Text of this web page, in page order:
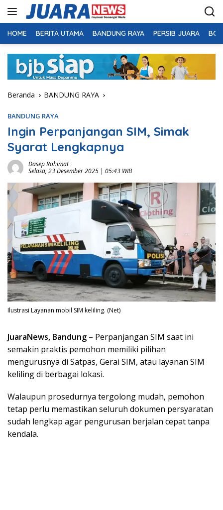
HOME BERITA UTAMA BANDUNG RAYA PERSIB JUARA
Beranda BANDUNG RAYA
BANDUNG RAYA
Ingin Perpanjangan SIM, Simak
Syarat Lengkapnya
Dasep Rohimat
Selasa, 23 Desember 2025 | 05:43 WIB
Ilustrasi Layanan mobil SIM keliling. (Net)
JuaraNews, Bandung – Perpanjangan SIM saat ini
semakin praktis pemohon memiliki pilihan
mengurusnya di Satpas, Gerai SIM, atau layanan SIM
keliling di berbagai lokasi.
Walaupun prosedurnya tergolong mudah, pemohon
tetap perlu memastikan seluruh dokumen persyaratan
sudah lengkap agar pengurusan berjalan cepat tanpa
kendala.